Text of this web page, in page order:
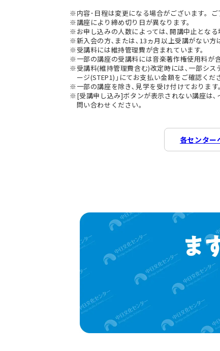
内容･日程は変更になる場合がございます。ご
講座により締め切り日が異なります。
お申し込みの人数によっては､開講中止となる
新入会の方､または､13ヵ月以上受講がない方
受講料には維持管理費が含まれています。
一部の講座の受講料には音楽著作権使用料が
受講料(維持管理費含む)改定時には､一部シ
ージ(STEP1)｣にてお支払い金額をご確認くだ
一部の講座を除き､見学を受け付けております。
[受講申し込み]ボタンが表示されない講座は
問い合わせください。
各センター